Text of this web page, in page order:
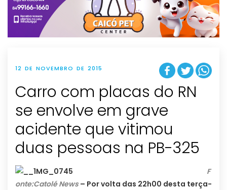
t
i
o
n
12 DE NOVEMBRO DE 2015
Carro com placas do RN
se envolve em grave
acidente que vitimou
duas pessoas na PB-325
F
onte:Catolé News – Por volta das 22h00 desta terça-